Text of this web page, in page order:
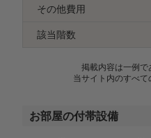
その他費用
該当階数
掲載内容は一例
当サイト内のすべて
お部屋の付帯設備